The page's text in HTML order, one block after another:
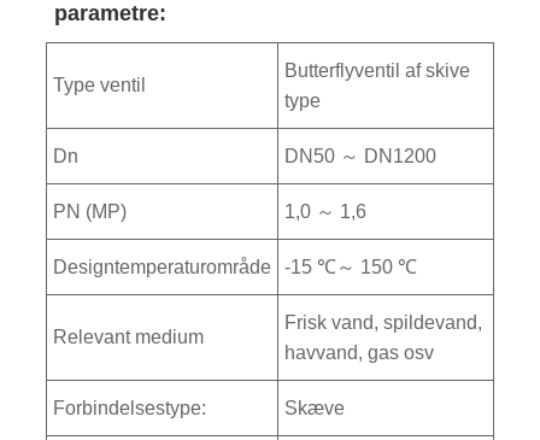
parametre:
Type ventil
Butterflyventil af skive
type
Dn DN50 ～ DN1200
PN (MP) 1,0 ～ 1,6
Designtemperaturområde -15 ℃～ 150 ℃
Relevant medium
Frisk vand, spildevand,
havvand, gas osv
Forbindelsestype: Skæve